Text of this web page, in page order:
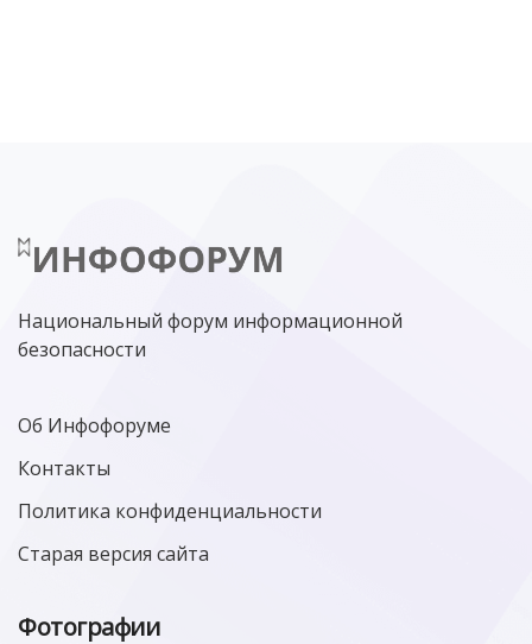
МИНЦИФРЫ РОССИИ NGFW
Национальный форум информационной
безопасности
Об Инфофоруме
Контакты
Политика конфиденциальности
Старая версия сайта
Фотографии